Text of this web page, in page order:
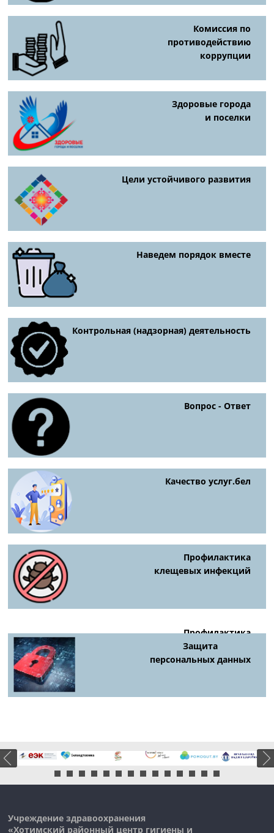
Комиссия по
противодействию
коррупции
Здоровые города
и поселки
Цели устойчивого развития
Наведем порядок вместе
Контрольная (надзорная) деятельность
Вопрос - Ответ
Качество услуг.бел
Профилактика
клещевых инфекций
Профилактика
киберпреступности
Защита
персональных данных
Учреждение здравоохранения
«Хотимский районный центр гигиены и